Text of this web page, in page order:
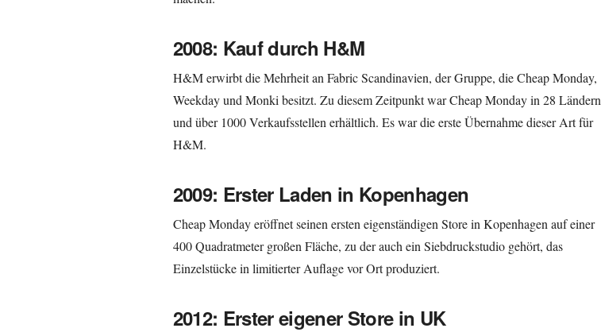
2008: Kauf durch H&M
H&M erwirbt die Mehrheit an Fabric Scandinavien, der Gruppe, die Cheap Monday,
Weekday und Monki besitzt. Zu diesem Zeitpunkt war Cheap Monday in 28 Ländern
und über 1000 Verkaufsstellen erhältlich. Es war die erste Übernahme dieser Art für
H&M.
2009: Erster Laden in Kopenhagen
Cheap Monday eröffnet seinen ersten eigenständigen Store in Kopenhagen auf einer
400 Quadratmeter großen Fläche, zu der auch ein Siebdruckstudio gehört, das
Einzelstücke in limitierter Auflage vor Ort produziert.
2012: Erster eigener Store in UK